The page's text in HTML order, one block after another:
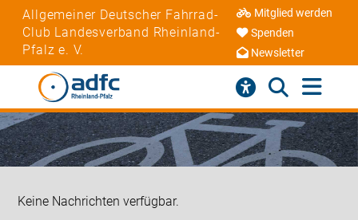
Allgemeiner Deutscher Fahrrad-
Club Landesverband Rheinland-
Pfalz e. V.
Mitglied werden
Spenden
Newsletter
Keine Nachrichten verfügbar.